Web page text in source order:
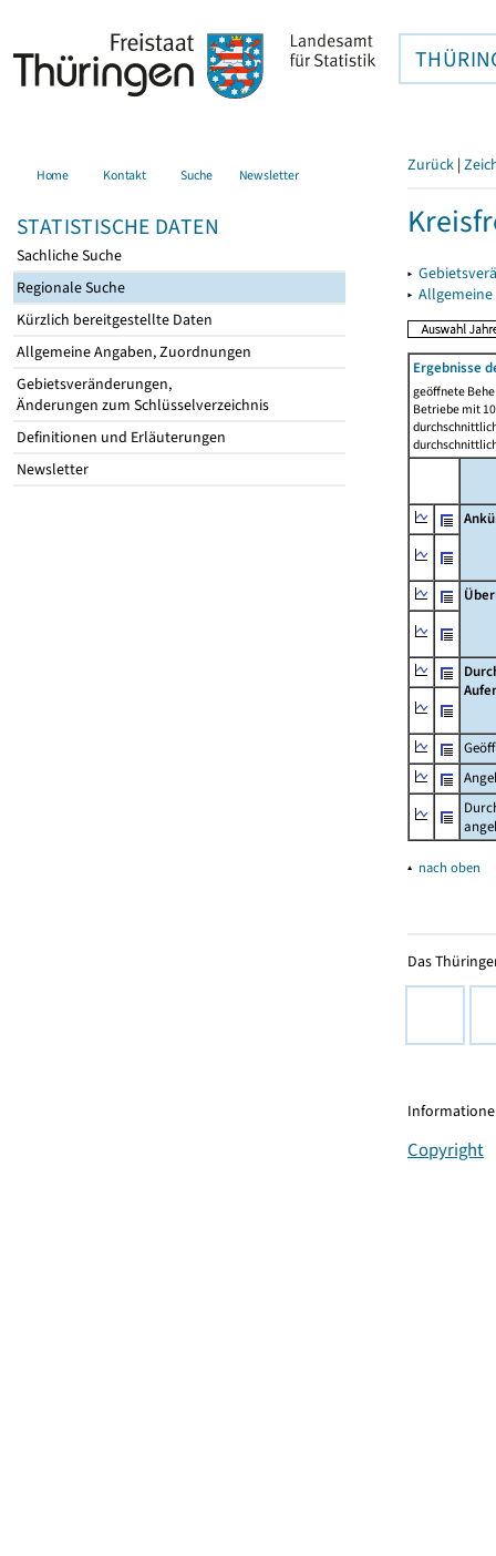
Home Kontakt Suche Newsletter
STATISTISCHE DATEN
Sachliche Suche
Regionale Suche
Kürzlich bereitgestellte Daten
Allgemeine Angaben, Zuordnungen
Gebietsveränderungen,
Änderungen zum Schlüsselverzeichnis
Definitionen und Erläuterungen
Newsletter
Zurück |
▸
▸
Ergebnisse
geöffnete
Betriebe mit
▴ nach oben
Das
Copyright